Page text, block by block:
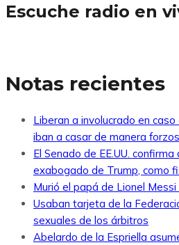
Escuche radio en
Notas recientes
Liberan a involucrado en
iban a casar de manera
El Senado de EE.UU.
exabogado de Trump, como
Murió el papá de Lionel
Usaban tarjeta de la
sexuales de los árbitros
Abelardo de la Espriella